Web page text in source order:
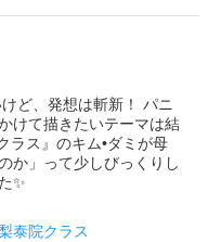
ど、発想は斬新！ パニ
けて描きたいテーマは結
ラス』のキム•ダミが母
か」って少しびっくりし
✨
泰院クラス